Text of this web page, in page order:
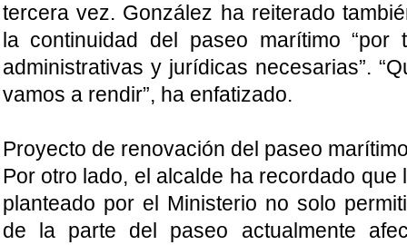
tercera vez. González ha reiterado
la continuidad del paseo marítimo “por
administrativas y jurídicas necesarias”.
vamos a rendir”, ha enfatizado.
Proyecto de renovación del paseo
Por otro lado, el alcalde ha recordado
planteado por el Ministerio no solo
de la parte del paseo actualmente